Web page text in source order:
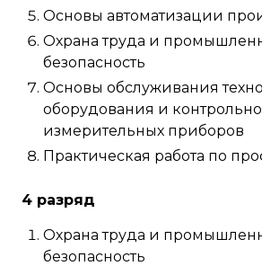
Основы автоматизации
Охрана труда и
безопасность
Основы обслуживания
оборудования и
измерительных приборов
Практическая работа по
4 разряд
Охрана труда и
безопасность